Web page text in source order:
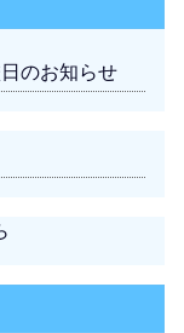
のお知らせ